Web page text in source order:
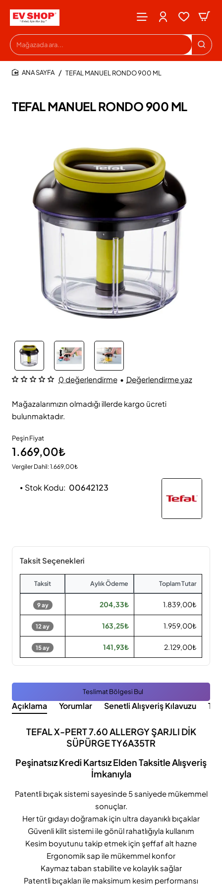
Mağazada
ara...
TEFAL MANUEL RONDO 900 ML
TEFAL MANUEL RONDO 900 ML
Mağazalarımızın olmadığı illerde kargo ücreti
bulunmaktadır.
0 değerlendirme • Değerlendirme yaz
Peşin Fiyat
1.669,00₺
Vergiler Dahil: 1.669,00₺
Stok Kodu: 00642123
Taksit Seçenekleri
Taksit Aylık Ödeme Toplam Tutar
9 ay 204,33₺ 1.839,00₺
12 ay 163,25₺ 1.959,00₺
15 ay 141,93₺ 2.129,00₺
Teslimat Bölgesi Bul
Açıklama Yorumlar Senetli Alışveriş Kılavuzu
TEFAL X-PERT 7.60 ALLERGY ŞARJLI DİK
SÜPÜRGE TY6A35TR
Peşinatsız Kredi Kartsız Elden Taksitle Alışveriş
İmkanıyla
Patentli bıçak sistemi sayesinde 5 saniyede mükemmel
sonuçlar.
Her tür gıdayı doğramak için ultra dayanıklı bıçaklar
Güvenli kilit sistemi ile gönül rahatlığıyla kullanım
Kesim boyutunu takip etmek için şeffaf alt hazne
Ergonomik sap ile mükemmel konfor
Kaymaz taban stabilite ve kolaylık sağlar
Patentli bıçakları ile maksimum kesim performansı